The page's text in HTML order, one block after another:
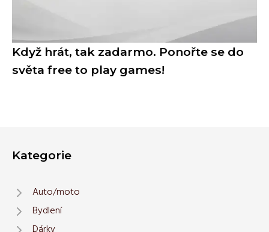
Když hrát, tak zadarmo. Ponořte se do
světa free to play games!
Kategorie
Auto/moto
Bydlení